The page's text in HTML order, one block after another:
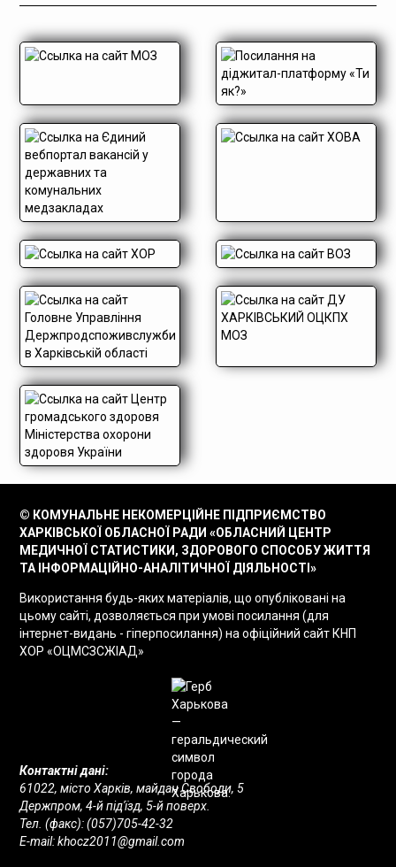
© КОМУНАЛЬНЕ НЕКОМЕРЦІЙНЕ ПІДПРИЄМСТВО
ХАРКІВСЬКОЇ ОБЛАСНОЇ РАДИ «ОБЛАСНИЙ ЦЕНТР
МЕДИЧНОЇ СТАТИСТИКИ, ЗДОРОВОГО СПОСОБУ ЖИТТЯ
ТА ІНФОРМАЦІЙНО-АНАЛІТИЧНОЇ ДІЯЛЬНОСТІ»
Використання будь-яких матеріалів, що опубліковані на
цьому сайті, дозволяється при умові посилання (для
інтернет-видань - гіперпосилання) на офіційний сайт КНП
ХОР «ОЦМСЗСЖІАД»
Контактні дані:
61022, місто Харків, майдан Свободи, 5
Держпром, 4-й під'їзд, 5-й поверх.
Тел. (факс):(057)705-42-32
E-mail:khocz2011@gmail.com